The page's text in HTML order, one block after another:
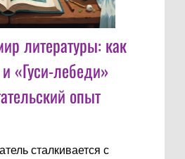
литературы: как
«Гуси-лебеди»
опыт
сталкивается с